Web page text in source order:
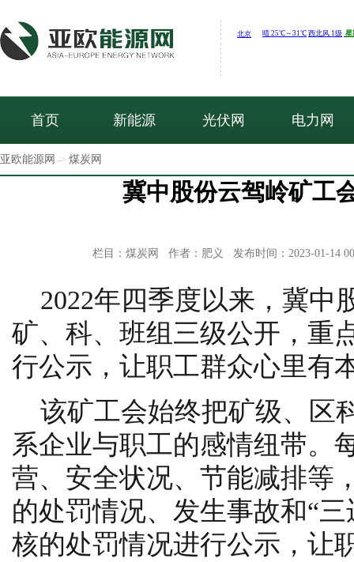
首页 新能源 光伏网 电力网
亚欧能源网 -> 煤炭网
冀中股份云驾岭矿工
栏目：煤炭网 作者：肥义 发布时间：2023-01-14
2022年四季度以来，冀中
矿、科、班组三级公开，重
行公示，让职工群众心里有
该矿工会始终把矿级、区
系企业与职工的感情纽带。
营、安全状况、节能减排等
的处罚情况、发生事故和“
核的处罚情况进行公示，让